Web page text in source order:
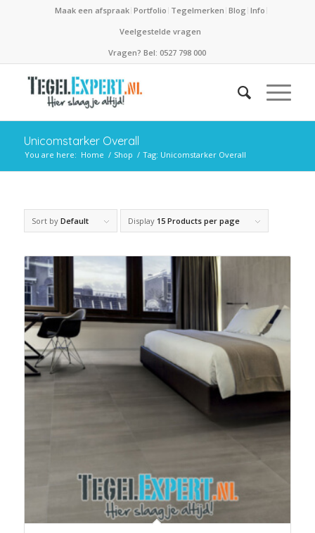
Maak een afspraak Portfolio Tegelmerken Blog Info
Veelgestelde vragen
Vragen? Bel: 0527 798 000
Unicomstarker Overall
You are here: Home / Shop / Tag: Unicomstarker Overall
Sort by Default Display 15 Products per page